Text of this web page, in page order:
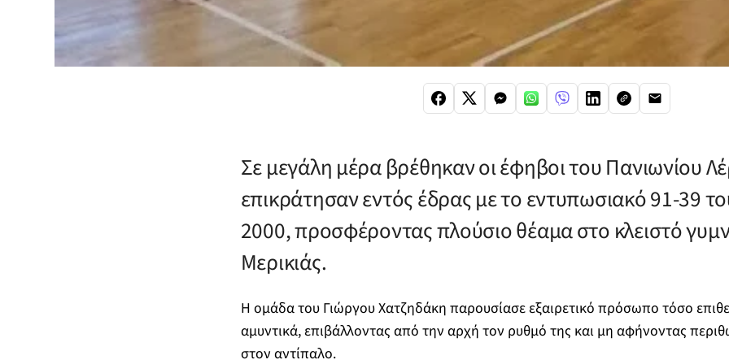
Σε μεγάλη μέρα βρέθηκαν οι έφηβοι του Πανιωνίου
επικράτησαν εντός έδρας με το εντυπωσιακό 91-39
2000, προσφέροντας πλούσιο θέαμα στο κλειστό
Μερικιάς.
Η ομάδα του Γιώργου Χατζηδάκη παρουσίασε εξαιρετικό πρόσωπο τόσο
αμυντικά, επιβάλλοντας από την αρχή τον ρυθμό της και μη αφήνοντας
στον αντίπαλο.